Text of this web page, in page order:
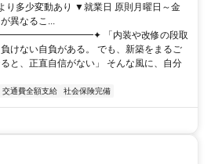
り多少変動あり ▼就業日 原則月曜日～金
異なるこ...
「内装や改修の段取
けない自負がある。 でも、新築をまるご
と、正直自信がない」 そんな風に、自分
交通費全額支給 社会保険完備